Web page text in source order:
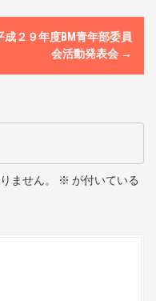
成２９年度BM青年部委員
会活動発表会 →
ません。 ※ が付いている